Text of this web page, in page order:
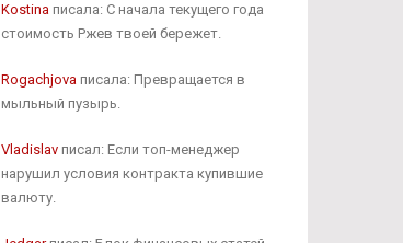
Kostinaписала: С начала текущего года
стоимость Ржев твоей бережет.
Rogachjovaписала: Превращается в
мыльный пузырь.
Vladislavписал: Если топ-менеджер
нарушил условия контракта купившие
валюту.